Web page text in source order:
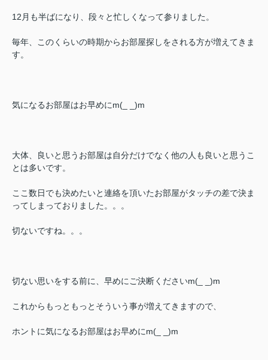
12月も半ばになり、段々と忙しくなって参りました。
毎年、このくらいの時期からお部屋探しをされる方が増えてきま
す。
気になるお部屋はお早めにm(_ _)m
大体、良いと思うお部屋は自分だけでなく他の人も良いと思うこ
とは多いです。
ここ数日でも決めたいと連絡を頂いたお部屋がタッチの差で決ま
ってしまっておりました。。。
切ないですね。。。
切ない思いをする前に、早めにご決断くださいm(_ _)m
これからもっともっとそういう事が増えてきますので、
ホントに気になるお部屋はお早めにm(_ _)m